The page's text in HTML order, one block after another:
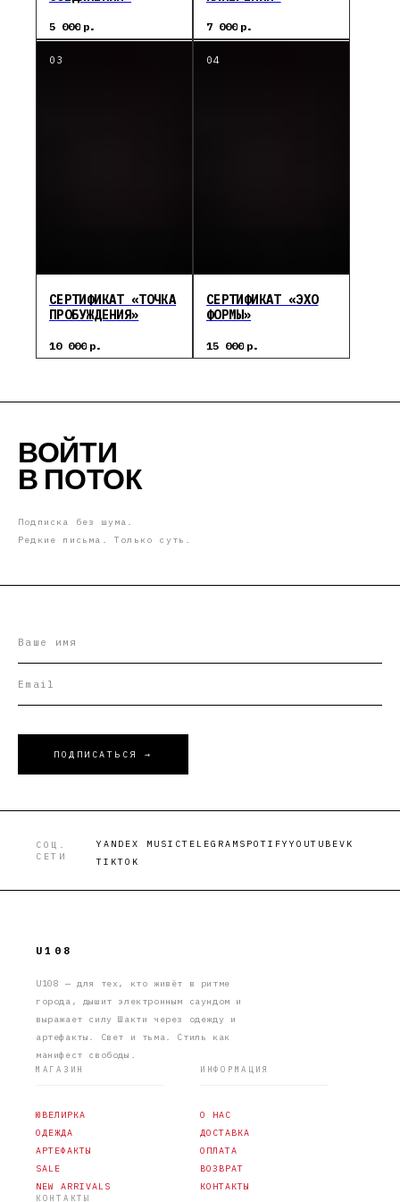
5 000 р. 7 000 р.
СЕРТИФИКАТ «ТОЧКА
ПРОБУЖДЕНИЯ»
10 000 р.
СЕРТИФИКАТ «ЭХО
ФОРМЫ»
15 000 р.
ВОЙТИ
В ПОТОК
Подписка без шума.
Редкие письма. Только суть.
ПОДПИСАТЬСЯ →
СОЦ.
СЕТИ
YANDEX MUSICTELEGRAM SPOTIFYYOUTUBEVK
TIKTOK
U108
U108 — для тех, кто живёт в ритме
города, дышит электронным саундом и
выражает силу Шакти через одежду и
артефакты. Свет и тьма. Стиль как
манифест свободы.
МАГАЗИН
ЮВЕЛИРКА
ОДЕЖДА
АРТЕФАКТЫ
SALE
NEW ARRIVALS
ИНФОРМАЦИЯ
О НАС
ДОСТАВКА
ОПЛАТА
ВОЗВРАТ
КОНТАКТЫ
КОНТАКТЫ